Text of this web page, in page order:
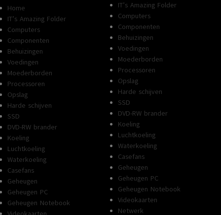
Home
IT’s Amazing Folder
Computers
Componenten
Behuizingen
Voedingen
Moederborden
Processoren
Opslag
Harde schijven
SSD
DVD-RW brander
Koeling
Luchtkoeling
Waterkoeling
Casefans
Geheugen
Geheugen PC
Geheugen Notebook
IT’s Amazing Folder
Computers
Componenten
Behuizingen
Voedingen
Moederborden
Processoren
Opslag
Harde schijven
SSD
DVD-RW brander
Koeling
Luchtkoeling
Waterkoeling
Casefans
Geheugen
Geheugen PC
Geheugen Notebook
Videokaarten
Netwerk